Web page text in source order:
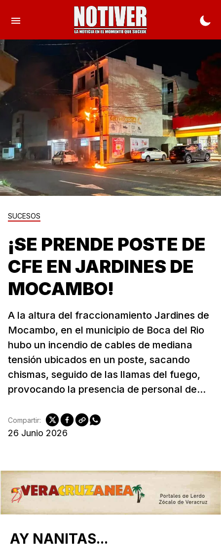
SUCESOS
¡SE PRENDE POSTE DE
CFE EN JARDINES DE
MOCAMBO!
A la altura del fraccionamiento Jardines de
Mocambo, en el municipio de Boca del Rio
hubo un incendio de cables de mediana
tensión ubicados en un poste, sacando
chismas, seguido de las llamas del fuego,
provocando la presencia de personal de...
26 Junio 2026
Compartir:
AY NANITAS...